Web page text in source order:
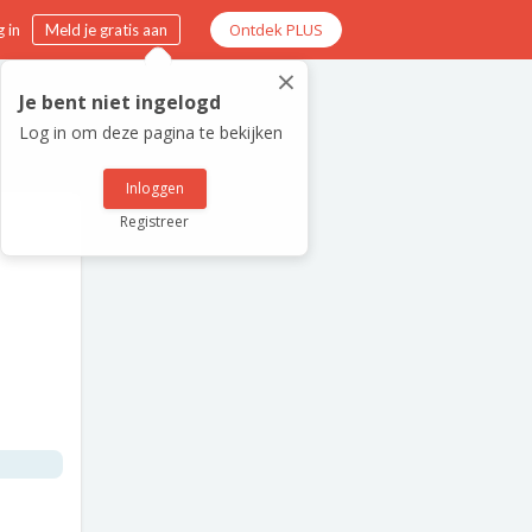
in Meld je gratis aan Ontdek PLUS
×
Je bent niet ingelogd
Log in om deze pagina te bekijken
Inloggen
Registreer